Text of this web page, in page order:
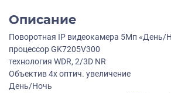
Описание
Поворотная IP видеокамера 5Мп «День/
процессор GK7205V300
технология WDR, 2/3D NR
Объектив 4х оптич. увеличение
День/Ночь